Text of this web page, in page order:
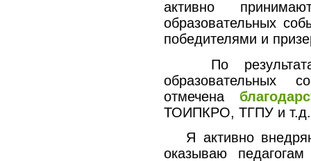
активно
образовательных
победителями и
По
образовательных
отмечена
ТОИПКРО, ТГПУ и т.д.
Я активно
оказываю